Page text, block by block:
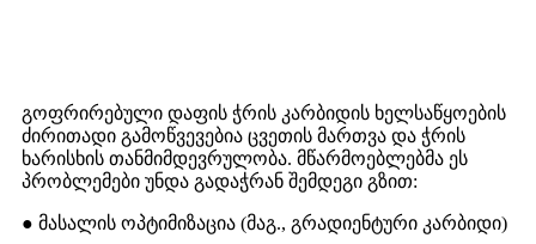
გოფრირებული დაფის ჭრის კარბიდის ხელსაწყოების
ძირითადი გამოწვევებია ცვეთის მართვა და ჭრის
ხარისხის თანმიმდევრულობა. მწარმოებლებმა ეს
პრობლემები უნდა გადაჭრან შემდეგი გზით:
● მასალის ოპტიმიზაცია (მაგ., გრადიენტური კარბიდი)